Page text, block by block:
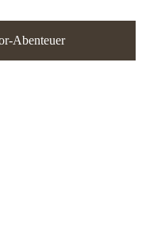
Abenteuer